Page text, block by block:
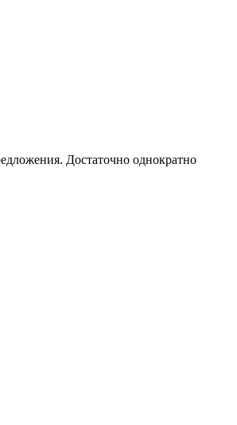
Достаточно однократно